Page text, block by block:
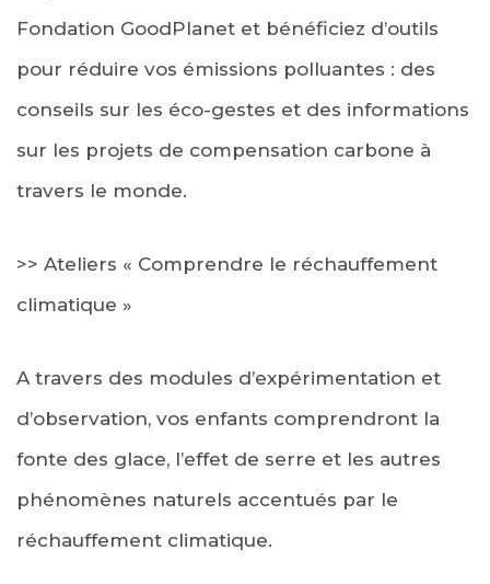
Fondation GoodPlanet et bénéficiez d’outils
pour réduire vos émissions polluantes : des
conseils sur les éco-gestes et des informations
sur les projets de compensation carbone à
travers le monde.
>> Ateliers « Comprendre le réchauffement
climatique »
A travers des modules d’expérimentation et
d’observation, vos enfants comprendront la
fonte des glace, l’effet de serre et les autres
phénomènes naturels accentués par le
réchauffement climatique.